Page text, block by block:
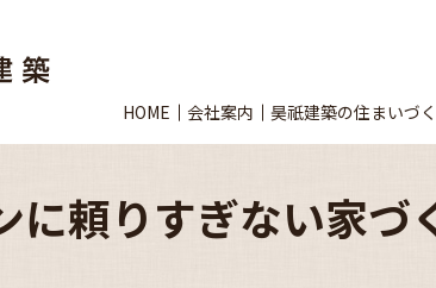
HOME
会社案内 昊祇建築の住まいづ
頼りすぎない家づ